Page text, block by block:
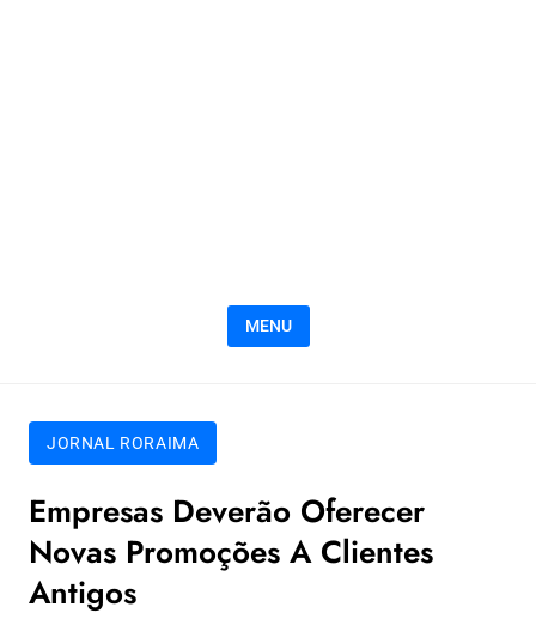
MENU
JORNAL RORAIMA
Empresas Deverão Oferecer
Novas Promoções A Clientes
Antigos